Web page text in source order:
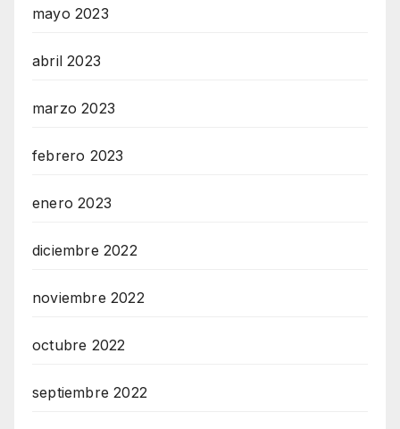
mayo 2023
abril 2023
marzo 2023
febrero 2023
enero 2023
diciembre 2022
noviembre 2022
octubre 2022
septiembre 2022